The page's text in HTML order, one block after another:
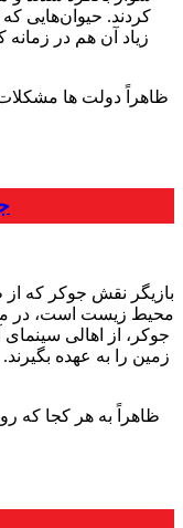
کردند. حیوان‌هایی
زیاد آن هم در
محیط زیست است، در
جوکر، از اهالی
زمین را به عهده